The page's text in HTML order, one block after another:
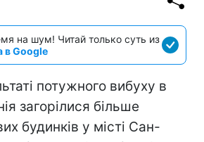
на шум! Читай только суть из
в Google
потужного вибуху в
загорілися більше
будинків у місті Сан-